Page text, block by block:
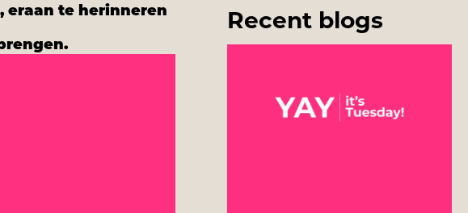
eraan te herinneren
Recent blogs